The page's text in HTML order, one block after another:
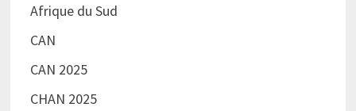
Afrique du Sud
CAN
CAN 2025
CHAN 2025